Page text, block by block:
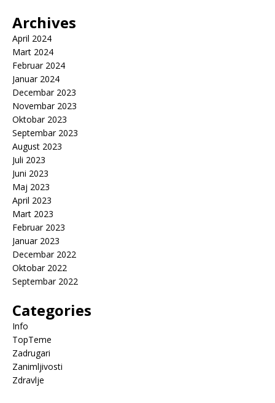
Archives
April 2024
Mart 2024
Februar 2024
Januar 2024
Decembar 2023
Novembar 2023
Oktobar 2023
Septembar 2023
August 2023
Juli 2023
Juni 2023
Maj 2023
April 2023
Mart 2023
Februar 2023
Januar 2023
Decembar 2022
Oktobar 2022
Septembar 2022
Categories
Info
TopTeme
Zadrugari
Zanimljivosti
Zdravlje